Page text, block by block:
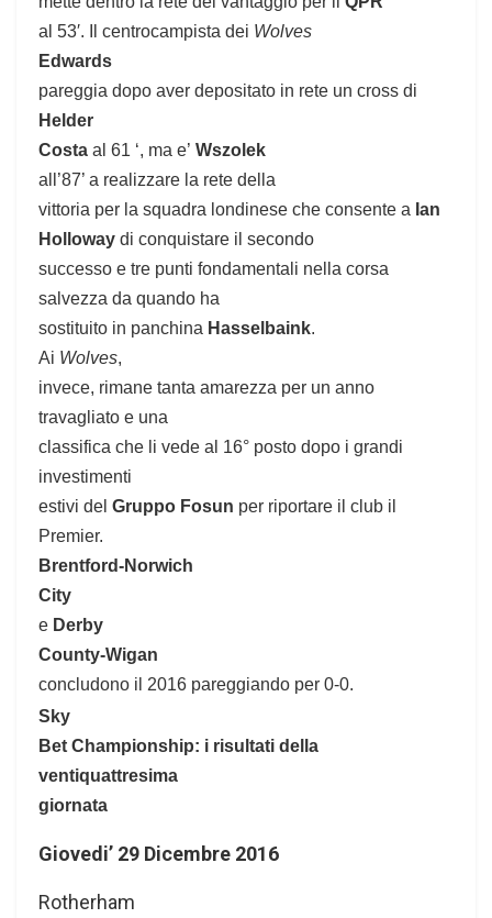
al 53′. Il centrocampista dei Wolves
Edwards
pareggia dopo aver depositato in rete un cross di
Helder
Costa al 61 ‘, ma e’ Wszolek
all’87’ a realizzare la rete della
vittoria per la squadra londinese che consente a Ian
Holloway di conquistare il secondo
successo e tre punti fondamentali nella corsa
salvezza da quando ha
sostituito in panchina Hasselbaink.
Ai Wolves,
invece, rimane tanta amarezza per un anno
travagliato e una
classifica che li vede al 16° posto dopo i grandi
investimenti
estivi del Gruppo Fosun per riportare il club il
Premier.
Brentford-Norwich
City
e Derby
County-Wigan
concludono il 2016 pareggiando per 0-0.
Sky
Bet Championship: i risultati della
ventiquattresima
giornata
Giovedi’ 29 Dicembre 2016
Rotherham